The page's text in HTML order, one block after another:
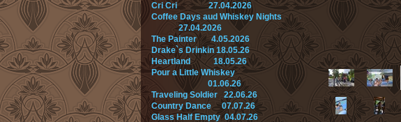
Cri Cri 27.04.2026
Coffee Days aud Whiskey Nights
27.04.2026
The Painter 4.05.2026
Drake`s Drinkin 18.05.26
Heartland 18.05.26
Pour a Little Whiskey
01.06.26
Traveling Soldier 22.06.26
Country Dance 07.07.26
Glass Half Empty 04.07.26